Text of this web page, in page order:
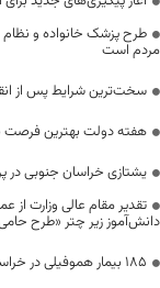
طرح پزشک خانواده و
مردم است
سخت‌ترین شرایط پس از
هفته دولت بهترین فرصت
یشتازی خراسان جنوبی در
دانش‌آموز زیر چتر «طرح
۱۸۵ بیمار هموفیلی در خراسان جنوبی تحت پوشش خدمات بیمه سلامت قرار دارند